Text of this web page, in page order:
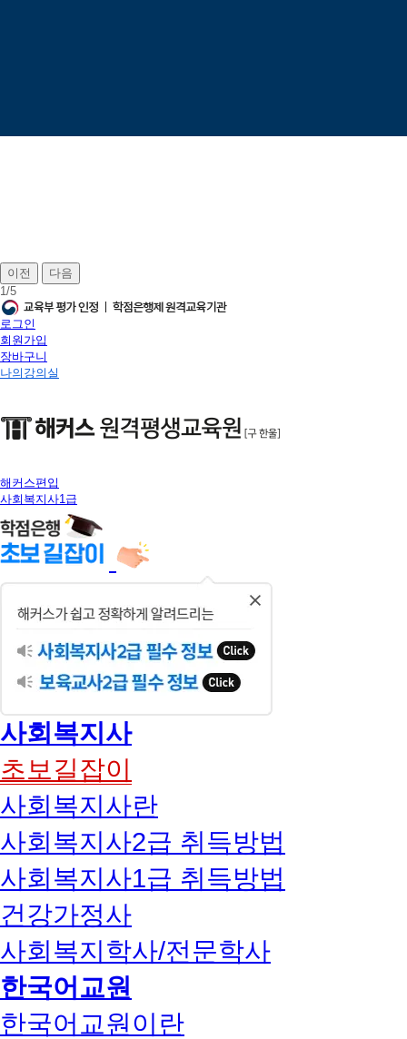
이전
다음
1/5
로그인
회원가입
장바구니
나의강의실
해커스편입
사회복지사1급
사회복지사
초보길잡이
사회복지사란
사회복지사2급 취득방법
사회복지사1급 취득방법
건강가정사
사회복지학사/전문학사
한국어교원
한국어교원이란